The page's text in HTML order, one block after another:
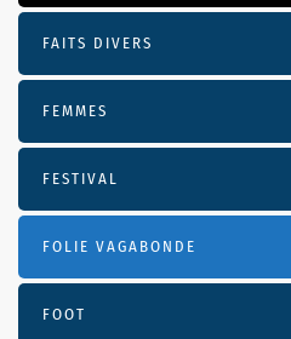
FAITS DIVERS
FEMMES
FESTIVAL
FOLIE VAGABONDE
FOOT